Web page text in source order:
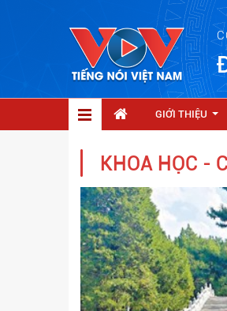
GIỚI THIỆU
KHOA HỌC -